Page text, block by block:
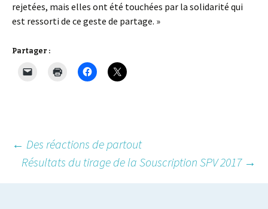
rejetées, mais elles ont été touchées par la solidarité qui
est ressorti de ce geste de partage. »
Partager :
Post
navigation
← Des réactions de partout
Résultats du tirage de la Souscription SPV 2017 →